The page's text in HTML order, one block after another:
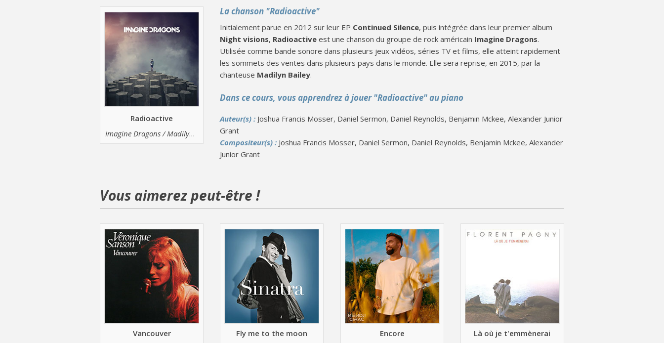
Radioactive
Imagine Dragons / Madilyn Bailey
La chanson "Radioactive"
Initialement parue en 2012 sur leur EP Continued Silence, puis intégrée dans leur premier album
Night visions, Radioactive est une chanson du groupe de rock américain Imagine Dragons.
Utilisée comme bande sonore dans plusieurs jeux vidéos, séries TV et films, elle atteint rapidement
les sommets des ventes dans plusieurs pays dans le monde. Elle sera reprise, en 2015, par la
chanteuse Madilyn Bailey.
Dans ce cours, vous apprendrez à jouer "Radioactive" au piano
Auteur(s) : Joshua Francis Mosser, Daniel Sermon, Daniel Reynolds, Benjamin Mckee, Alexander Junior
Grant
Compositeur(s) : Joshua Francis Mosser, Daniel Sermon, Daniel Reynolds, Benjamin Mckee, Alexander
Junior Grant
Vous aimerez peut-être !
Vancouver
Fly me to the moon
Encore
Là où je t'emmènerai